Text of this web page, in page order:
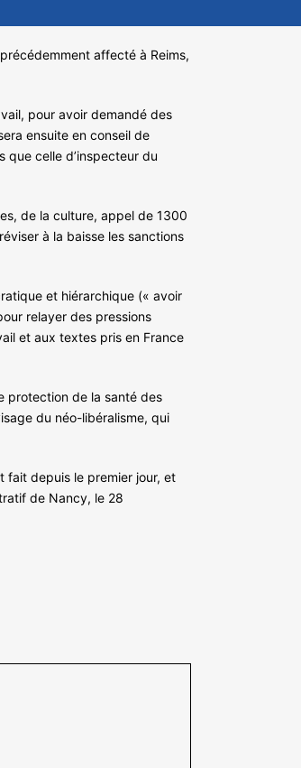
affecté à Reims,
pour avoir demandé des
ensuite en conseil de
que celle d’inspecteur du
de la culture, appel de 1300
à la baisse les sanctions
et hiérarchique (« avoir
relayer des pressions
et aux textes pris en France
protection de la santé des
du néo-libéralisme, qui
fait depuis le premier jour, et
de Nancy, le 28